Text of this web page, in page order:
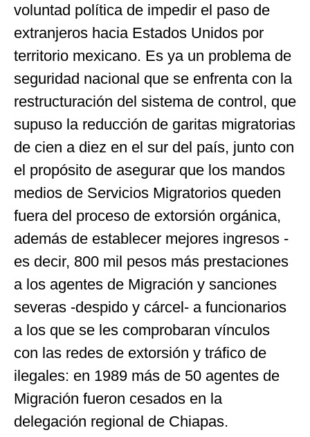
voluntad política de impedir el paso de
extranjeros hacia Estados Unidos por
territorio mexicano. Es ya un problema de
seguridad nacional que se enfrenta con la
restructuración del sistema de control, que
supuso la reducción de garitas migratorias
de cien a diez en el sur del país, junto con
el propósito de asegurar que los mandos
medios de Servicios Migratorios queden
fuera del proceso de extorsión orgánica,
además de establecer mejores ingresos -
es decir, 800 mil pesos más prestaciones
a los agentes de Migración y sanciones
severas -despido y cárcel- a funcionarios
a los que se les comprobaran vínculos
con las redes de extorsión y tráfico de
ilegales: en 1989 más de 50 agentes de
Migración fueron cesados en la
delegación regional de Chiapas.